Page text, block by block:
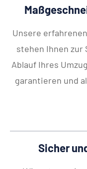
Unsere
stehen Ihnen zur
Ablauf Ihres
garantieren und
Sicher